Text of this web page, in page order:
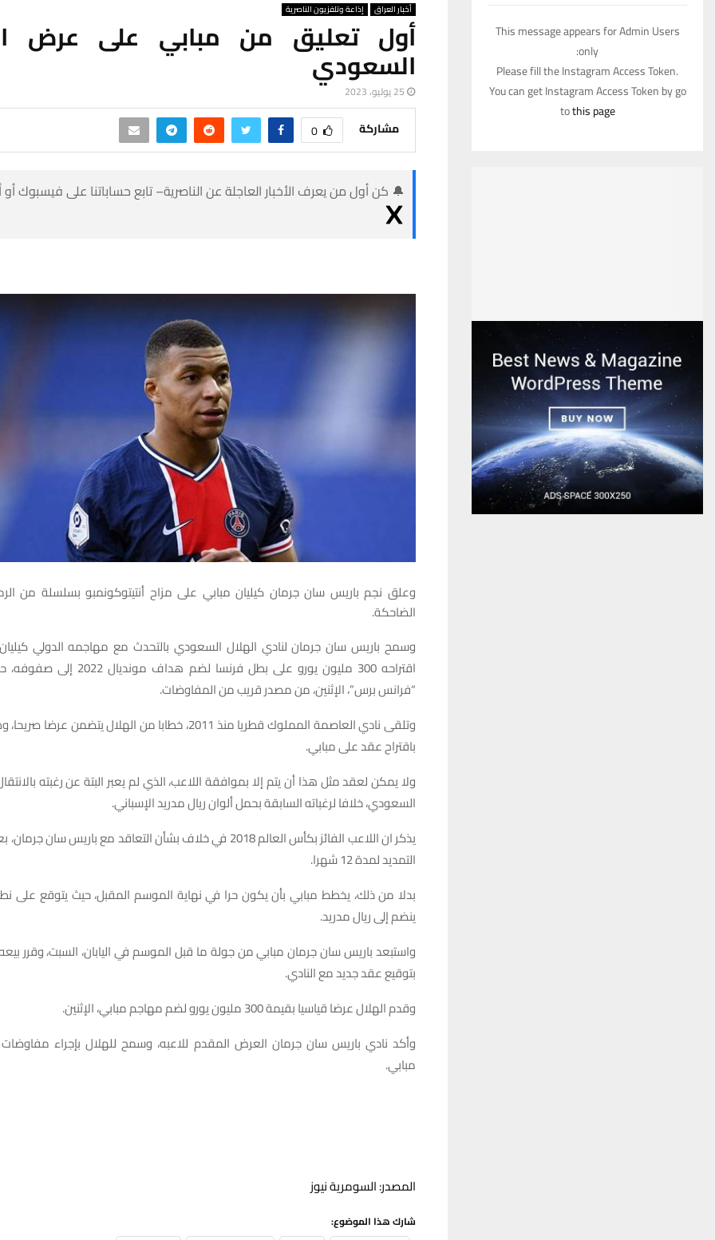
أخبار العراق إذاعة وتلفزيون الناصرية
أول تعليق من مبابي على عرض
السعودي
25 يوليو، 2023
مشاركة 0
🔔 كن أول من يعرف الأخبار العاجلة عن الناصرية– تابع حساباتنا على فيسبوك
وعلق نجم باريس سان جرمان كيليان مبابي على مزاح أنتيتوكونمبو بسلسلة من
الضاحكة.
وسمح باريس سان جرمان لنادي الهلال السعودي بالتحدث مع مهاجمه الدولي
اقتراحه 300 مليون يورو على بطل فرنسا لضم
“فرانس برس”، الإثنين، من مصدر قريب من المفاوضات.
وتلقى نادي العاصمة المملوك قطريا منذ 2011، خطابا من الهلال يتضمن
باقتراح عقد على مبابي.
ولا يمكن لعقد مثل هذا أن يتم إلا بموافقة اللاعب، الذي لم يعبر البتة عن رغبته
السعودي، خلافا لرغباته السابقة بحمل ألوان ريال مدريد الإسباني.
يذكر ان اللاعب الفائز بكأس العالم 2018 في خلاف بشأن التعاقد مع باريس سان
التمديد لمدة 12 شهرا.
بدلا من ذلك، يخطط مبابي بأن يكون حرا في نهاية الموسم المقبل، حيث يتوقع على
ينضم إلى ريال مدريد.
واستبعد باريس سان جرمان مبابي من جولة ما قبل الموسم في اليابان، السبت، وقرر
بتوقيع عقد جديد مع النادي.
وقدم الهلال عرضا قياسيا بقيمة 300 مليون يورو لضم مهاجم مبابي، الإثنين.
وأكد نادي باريس سان جرمان العرض المقدم للاعبه، وسمح للهلال بإجراء
مبابي.
المصدر: السومرية نيوز
شارك هذا الموضوع:
This message appears for Admin Users
only:
Please fill the Instagram Access Token.
You can get Instagram Access Token by go
tothis page